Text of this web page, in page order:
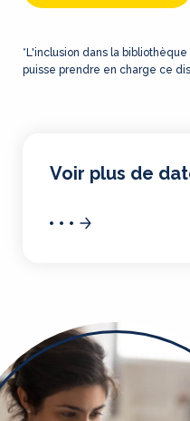
*L'inclusion dans la
puisse prendre en charge ce
Voir plus de